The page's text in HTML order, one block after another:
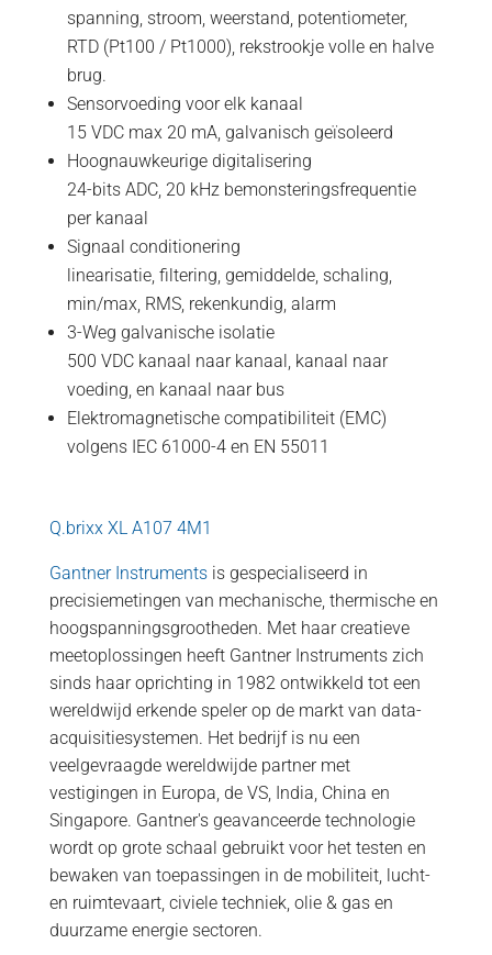
spanning, stroom, weerstand, potentiometer,
RTD (Pt100 / Pt1000), rekstrookje volle en halve
brug.
Sensorvoeding voor elk kanaal
15 VDC max 20 mA, galvanisch geïsoleerd
Hoognauwkeurige digitalisering
24-bits ADC, 20 kHz bemonsteringsfrequentie
per kanaal
Signaal conditionering
linearisatie, filtering, gemiddelde, schaling,
min/max, RMS, rekenkundig, alarm
3-Weg galvanische isolatie
500 VDC kanaal naar kanaal, kanaal naar
voeding, en kanaal naar bus
Elektromagnetische compatibiliteit (EMC)
volgens IEC 61000-4 en EN 55011
Q.brixx XL A107 4M1
Gantner Instrumentsis gespecialiseerd in
precisiemetingen van mechanische, thermische en
hoogspanningsgrootheden. Met haar creatieve
meetoplossingen heeft Gantner Instruments zich
sinds haar oprichting in 1982 ontwikkeld tot een
wereldwijd erkende speler op de markt van data-
acquisitiesystemen. Het bedrijf is nu een
veelgevraagde wereldwijde partner met
vestigingen in Europa, de VS, India, China en
Singapore. Gantner's geavanceerde technologie
wordt op grote schaal gebruikt voor het testen en
bewaken van toepassingen in de mobiliteit, lucht-
en ruimtevaart, civiele techniek, olie & gas en
duurzame energie sectoren.